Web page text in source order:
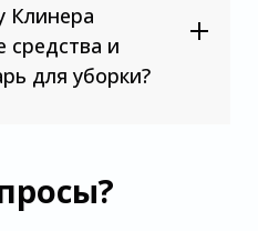
Клинера
и
для уборки?